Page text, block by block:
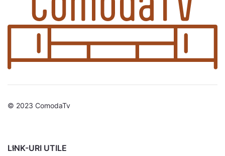
© 2023 ComodaTv
LINK-URI UTILE